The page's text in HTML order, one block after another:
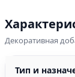
Декоративная
Тип и